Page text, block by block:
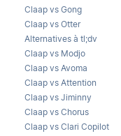
Claap vs Gong
Claap vs Otter
Alternatives à tl;dv
Claap vs Modjo
Claap vs Avoma
Claap vs Attention
Claap vs Jiminny
Claap vs Chorus
Claap vs Clari Copilot